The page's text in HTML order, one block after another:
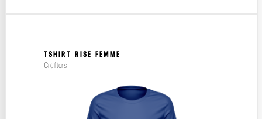
TSHIRT RISE FEMME
Crafters